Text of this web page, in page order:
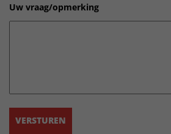
Uw vraag/opmerking